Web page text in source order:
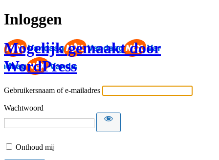
Inloggen
Mogelijk gemaakt door
WordPress
Gebruikersnaam of e-mailadres
Wachtwoord
Onthoud mij